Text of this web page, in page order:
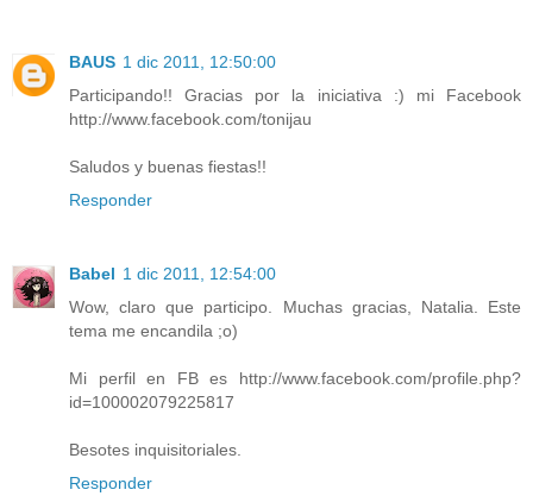
BAUS 1 dic 2011, 12:50:00
Participando!! Gracias por la iniciativa :) mi Facebook
http://www.facebook.com/tonijau
Saludos y buenas fiestas!!
Responder
Babel 1 dic 2011, 12:54:00
Wow, claro que participo. Muchas gracias, Natalia. Este
tema me encandila ;o)
Mi perfil en FB es http://www.facebook.com/profile.php?
id=100002079225817
Besotes inquisitoriales.
Responder